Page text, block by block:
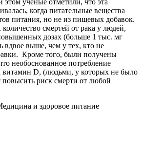
этом ученые отметили, что эта
когда питательные вещества
питания, но не из пищевых добавок.
количество смертей от рака у людей,
дозах (больше 1 тыс. мг
вдвое выше, чем у тех, кто не
Кроме того, были получены
необоснованное потребление
витамин D, (людьми, у которых не было
риск смерти от любой
и здоровое питание